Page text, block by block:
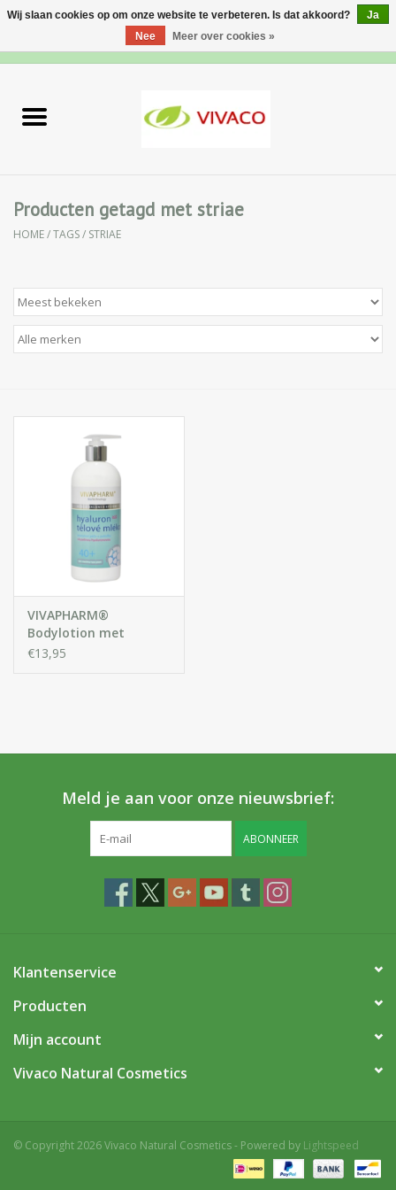
Lichaamsverzorging
Specialiteiten
Natuurlijke Kruiden
Apotheek
Gift sets
Producten getagd met striae
HOME/TAGS/ STRIAE
VIVAPHARM®
Bodylotion met
Hyaluronzuur
€13,95
Meld je aan voor onze nieuwsbrief:
ABONNEER
Klantenservice
Producten
Mijn account
Vivaco Natural Cosmetics
© Copyright 2026 Vivaco Natural Cosmetics - Powered by Lightspeed
Wij slaan cookies op om onze website te verbeteren. Is dat akkoord?
Ja
Nee
Meer over cookies »